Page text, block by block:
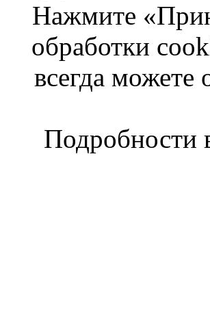
Нажмите
обработки
всегда
Подробности